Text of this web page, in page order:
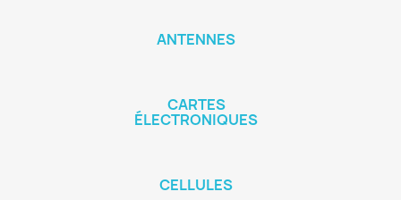
ANTENNES
CARTES
ÉLECTRONIQUES
CELLULES